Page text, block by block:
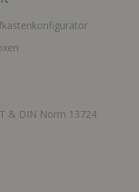
& DIN Norm 13724